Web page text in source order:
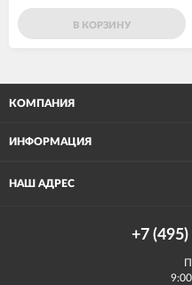
В КОРЗИНУ
КОМПАНИЯ
ИНФОРМАЦИЯ
НАШ АДРЕС
+7